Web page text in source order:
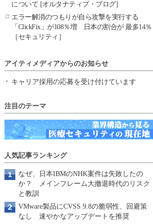
について [オルタナティブ・ブログ]
エラー解消のつもりが自ら攻撃を実行する
「ClickFix」が108％増 日本の割合が 最多14％
［セキュリティ］
アイティメディアからのお知らせ
キャリア採用の応募を受け付けています
注目のテーマ
人気記事ランキング
なぜ、日本IBMのNHK案件は失敗したの
か？ メインフレーム大撤退時代のリスク
と教訓
VMware製品にCVSS 9.8の脆弱性、回避策
なし 速やかなアップデートを推奨